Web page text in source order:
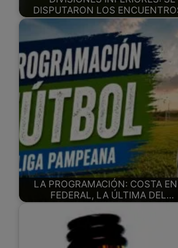
DISPUTARON LOS
LA PROGRAMACIÓN: COSTA
FEDERAL, LA ÚLTIMA DEL…